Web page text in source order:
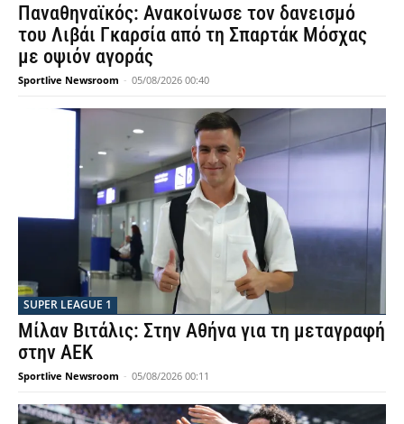
Παναθηναϊκός: Ανακοίνωσε τον δανεισμό
του Λιβάι Γκαρσία από τη Σπαρτάκ Μόσχας
με οψιόν αγοράς
Sportlive Newsroom - 05/08/2026 00:40
SUPER LEAGUE 1
Μίλαν Βιτάλις: Στην Αθήνα για τη μεταγραφή
στην ΑΕΚ
Sportlive Newsroom - 05/08/2026 00:11